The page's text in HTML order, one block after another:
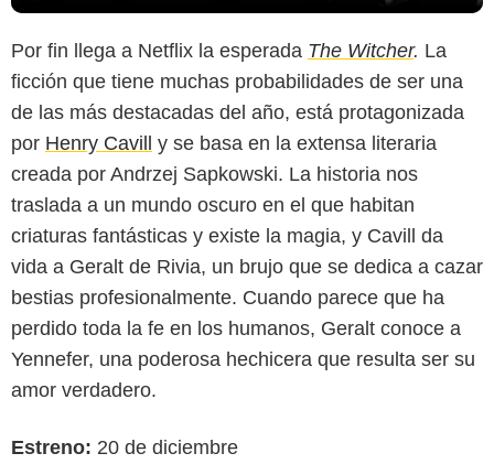
Por fin llega a Netflix la esperada The Witcher. La
ficción que tiene muchas probabilidades de ser una
de las más destacadas del año, está protagonizada
por Henry Cavill
y se basa en la extensa literaria
creada por Andrzej Sapkowski. La historia nos
traslada a un mundo oscuro en el que habitan
criaturas fantásticas y existe la magia, y Cavill da
vida a Geralt de Rivia, un brujo que se dedica a cazar
bestias profesionalmente. Cuando parece que ha
perdido toda la fe en los humanos, Geralt conoce a
Yennefer, una poderosa hechicera que resulta ser su
amor verdadero.
Estreno: 20 de diciembre